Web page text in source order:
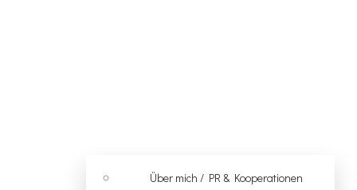
Über mich / PR & Kooperationen